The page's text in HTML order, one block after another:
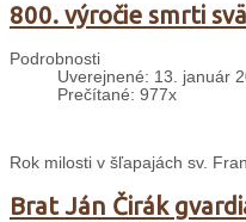
800. výročie smrti
Podrobnosti
Uverejnené: 13. január
Prečítané: 977x
Rok milosti v šľapajách sv.
Brat Ján Čirák